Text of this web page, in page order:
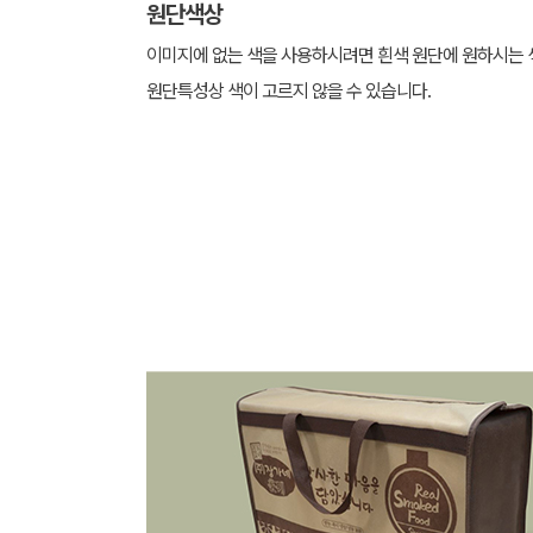
원단색상
이미지에 없는 색을 사용하시려면 흰색 원단에 원하시는
원단특성상 색이 고르지 않을 수 있습니다.